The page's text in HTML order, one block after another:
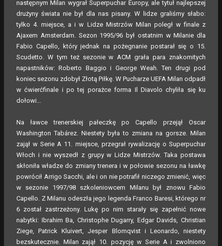
następnym Milan wygrał Superpuchar Europy, ale tytuł najlepszej
drużyny świata nie był dla nas pisany. W lidze graliśmy słabo:
tylko 4. miejsce, a i w Lidze Mistrzów Milan poległ w finale z
Ajaxem Amsterdam. Sezon 1995/96 był ostatnim w Milanie dla
Fabio Capello, który jednak na pożegnanie postarał się o 15.
Scudetto. W tym też sezonie w ACM grała para znakomitych
napastników: Roberto Baggio i George Weah. Ten drugi pod
koniec sezonu zdobył Złotą Piłkę. W Pucharze UEFA Milan odpadł
w ćwierćfinale i po tej porażce forma Il Diavolo chyliła się ku
dołowi...
Na ławce trenerskiej pałeczkę po Capello przejął Oscar
Washington Tabárez. Niestety była to zmiana na gorsze. Milan
zajął w Serie A 11. miejsce, przegrał rywalizację o Superpuchar
Włoch i nie wyszedł z grupy w Lidze Mistrzów. Taka postawa
skłoniła władze do zmiany trenera i w połowie sezonu na ławkę
powrócił Arrigo Sacchi, ale i on nie potrafił niczego zmienić, więc
w sezonie 1997/98 szkoleniowcem Milanu był znowu Fabio
Capello. Z Milanu odeszła jego legenda Franco Baresi, którego nr
6 został zastrzeżony. Lukę po nim starały się zapełnić nowe
nabytki: Ibrahim Ba, Christophe Dugarry, Edgar Davids, Christian
Ziege, Patrick Kluivert, Jesper Blomqvist i Leonardo, niestety
bezskutecznie. Milan zajął 10. pozycję w Serie A i zwolniono